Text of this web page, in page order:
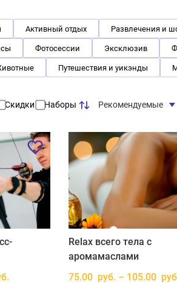
Активный отдых Развлечения и
Фотосессии Эксклюзив
Путешествия и уикэнды
Скидки Наборы Рекомендуемые
Relax всего тела с
аромамаслами
75.00 руб. – 105.00